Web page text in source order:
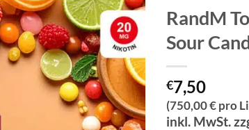
RandM
Sour
€7,50
(750,00 € pro
inkl. MwSt.